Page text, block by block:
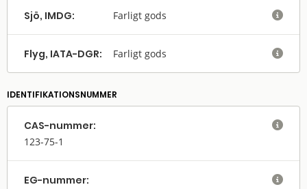
Sjö, IMDG: Farligt gods 
Flyg, IATA-DGR: Farligt gods 
IDENTIFIKATIONSNUMMER
CAS-nummer:
123-75-1

EG-nummer: 